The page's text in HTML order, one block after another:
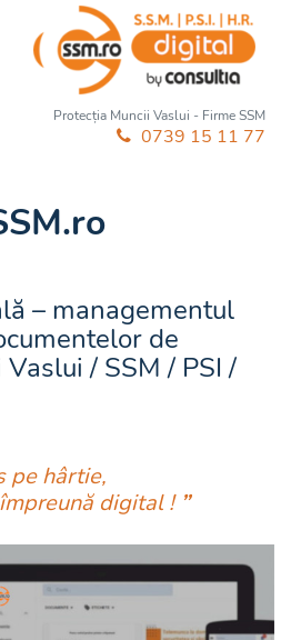
Protecția Muncii Vaslui - Firme SSM
0739 15 11 77
– managementul
de
/ SSM / PSI /
pe hârtie,
digital ! ”